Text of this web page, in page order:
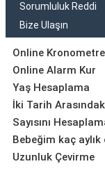
Sorumluluk Reddi
Bize Ulaşın
Online Kronometre
Online Alarm Kur
Yaş Hesaplama
İki Tarih
Sayısını
Bebeğim kaç aylık
Uzunluk Çevirme